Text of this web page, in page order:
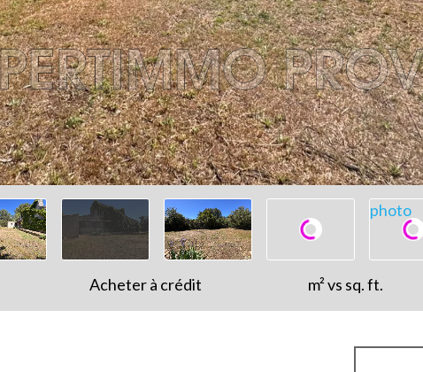
photo
Acheter à crédit m² vs sq. ft.